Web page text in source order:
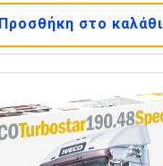
Προσθήκη στο καλάθι